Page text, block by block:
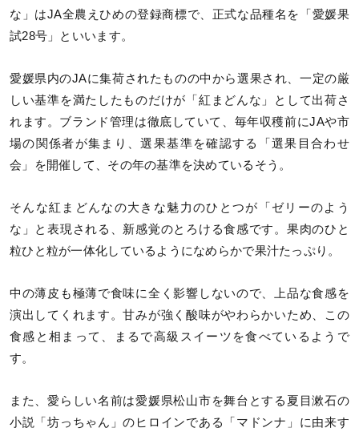
な」はJA全農えひめの登録商標で、正式な品種名を「愛媛果
試28号」といいます。
愛媛県内のJAに集荷されたものの中から選果され、一定の厳
しい基準を満たしたものだけが「紅まどんな」として出荷さ
れます。ブランド管理は徹底していて、毎年収穫前にJAや市
場の関係者が集まり、選果基準を確認する「選果目合わせ
会」を開催して、その年の基準を決めているそう。
そんな紅まどんなの大きな魅力のひとつが「ゼリーのよう
な」と表現される、新感覚のとろける食感です。果肉のひと
粒ひと粒が一体化しているようになめらかで果汁たっぷり。
中の薄皮も極薄で食味に全く影響しないので、上品な食感を
演出してくれます。甘みが強く酸味がやわらかいため、この
食感と相まって、まるで高級スイーツを食べているようで
す。
また、愛らしい名前は愛媛県松山市を舞台とする夏目漱石の
小説「坊っちゃん」のヒロインである「マドンナ」に由来す